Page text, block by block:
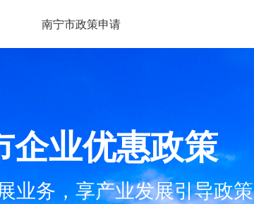
南宁市政策申请
企业优惠政策
业务，享产业发展引导政策